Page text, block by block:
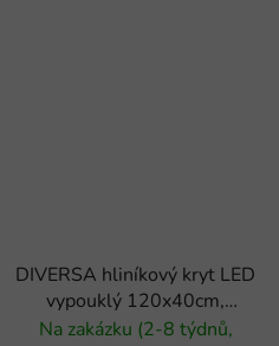
DIVERSA hliníkový kryt LED
vypouklý 120x40cm,
1x30W
Na zakázku (2-8 týdnů,